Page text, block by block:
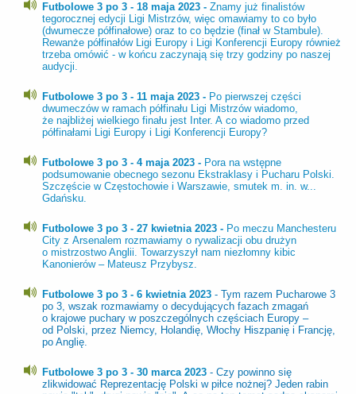
Futbolowe 3 po 3 - 18 maja 2023 - Znamy już finalistów
tegorocznej edycji Ligi Mistrzów, więc omawiamy to co było
(dwumecze półfinałowe) oraz to co będzie (finał w Stambule).
Rewanże półfinałów Ligi Europy i Ligi Konferencji Europy również
trzeba omówić - w końcu zaczynają się trzy godziny po naszej
audycji.
Futbolowe 3 po 3 - 11 maja 2023 - Po pierwszej części
dwumeczów w ramach półfinału Ligi Mistrzów wiadomo,
że najbliżej wielkiego finału jest Inter. A co wiadomo przed
półfinałami Ligi Europy i Ligi Konferencji Europy?
Futbolowe 3 po 3 - 4 maja 2023 - Pora na wstępne
podsumowanie obecnego sezonu Ekstraklasy i Pucharu Polski.
Szczęście w Częstochowie i Warszawie, smutek m. in. w...
Gdańsku.
Futbolowe 3 po 3 - 27 kwietnia 2023 - Po meczu Manchesteru
City z Arsenalem rozmawiamy o rywalizacji obu drużyn
o mistrzostwo Anglii. Towarzyszył nam niezłomny kibic
Kanonierów – Mateusz Przybysz.
Futbolowe 3 po 3 - 6 kwietnia 2023 - Tym razem Pucharowe 3
po 3, wszak rozmawiamy o decydujących fazach zmagań
o krajowe puchary w poszczególnych częściach Europy –
od Polski, przez Niemcy, Holandię, Włochy Hiszpanię i Francję,
po Anglię.
Futbolowe 3 po 3 - 30 marca 2023 - Czy powinno się
zlikwidować Reprezentację Polski w piłce nożnej? Jeden rabin